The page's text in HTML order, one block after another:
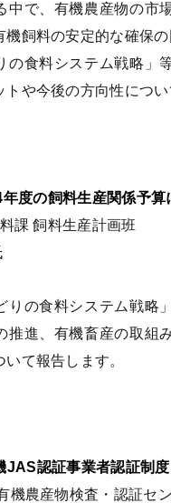
中で、有機農産物の市
飼料の安定的な確保
の食料システム戦略」
や今後の方向性につい
度の飼料生産関係予算
課 飼料生産計画班
りの食料システム戦略
推進、有機畜産の取組
て報告します。
認証事業者認証制度
機農産物検査・認証セ